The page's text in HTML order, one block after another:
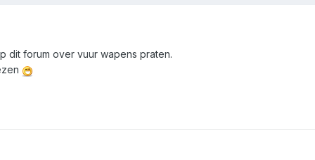
dit forum over vuur wapens praten.